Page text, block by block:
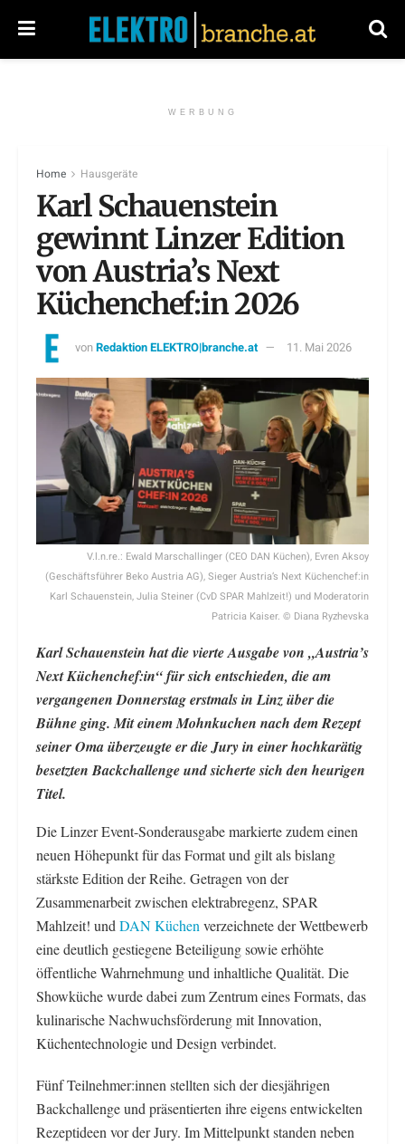
WERBUNG
Home Hausgeräte
Karl Schauenstein
gewinnt Linzer Edition
von Austria’s Next
Küchenchef:in 2026
vonRedaktion ELEKTRO|branche.at 11. Mai 2026
V.l.n.re.: Ewald Marschallinger (CEO DAN Küchen), Evren Aksoy
(Geschäftsführer Beko Austria AG), Sieger Austria’s Next Küchenchef:in
Karl Schauenstein, Julia Steiner (CvD SPAR Mahlzeit!) und Moderatorin
Patricia Kaiser. © Diana Ryzhevska
Karl Schauenstein hat die vierte Ausgabe von „Austria’s
Next Küchenchef:in“ für sich entschieden, die am
vergangenen Donnerstag erstmals in Linz über die
Bühne ging. Mit einem Mohnkuchen nach dem Rezept
seiner Oma überzeugte er die Jury in einer hochkarätig
besetzten Backchallenge und sicherte sich den heurigen
Titel.
Die Linzer Event-Sonderausgabe markierte zudem einen
neuen Höhepunkt für das Format und gilt als bislang
stärkste Edition der Reihe. Getragen von der
Zusammenarbeit zwischen elektrabregenz, SPAR
Mahlzeit! und DAN Küchen verzeichnete der Wettbewerb
eine deutlich gestiegene Beteiligung sowie erhöhte
öffentliche Wahrnehmung und inhaltliche Qualität. Die
Showküche wurde dabei zum Zentrum eines Formats, das
kulinarische Nachwuchsförderung mit Innovation,
Küchentechnologie und Design verbindet.
Fünf Teilnehmer:innen stellten sich der diesjährigen
Backchallenge und präsentierten ihre eigens entwickelten
Rezeptideen vor der Jury. Im Mittelpunkt standen neben